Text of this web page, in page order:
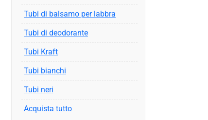
Tubi di balsamo per labbra
Tubi di deodorante
Tubi Kraft
Tubi bianchi
Tubi neri
Acquista tutto